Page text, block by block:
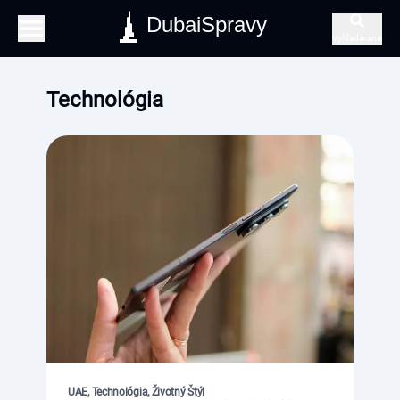
DubaiSpravy
Technológia
UAE, Technológia, Životný Štýl